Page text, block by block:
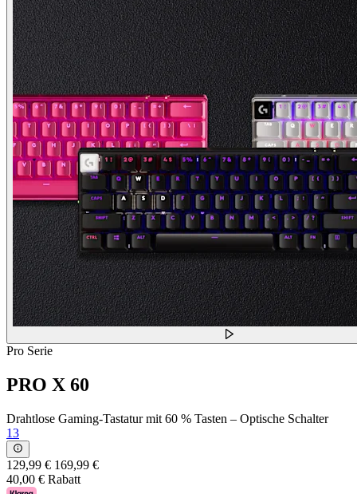
Pro Serie
PRO X 60
Drahtlose Gaming-Tastatur mit 60 % Tasten – Optische Schalter
13
129,99 € 169,99 €
40,00 € Rabatt